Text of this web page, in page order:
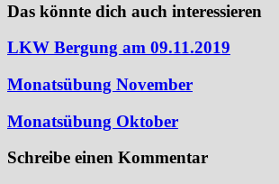
Das könnte dich auch interessieren
LKW Bergung am 09.11.2019
Monatsübung November
Monatsübung Oktober
Schreibe einen Kommentar